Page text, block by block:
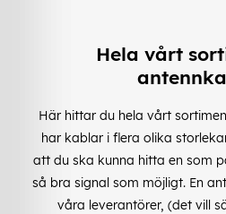
Hela vårt
Här hittar du hela vårt
har kablar i flera olika
att du ska kunna hitta en som
så bra signal som möjligt. En
våra leverantörer, (det vill